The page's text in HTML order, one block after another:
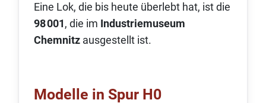
Eine Lok, die bis heute überlebt hat, ist die
98 001, die im Industriemuseum
Chemnitz ausgestellt ist.
Modelle in Spur H0